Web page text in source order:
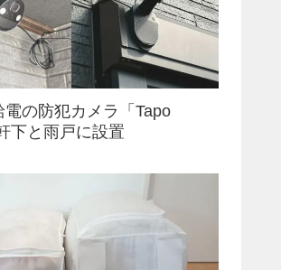
電の防犯カメラ「Tapo
下と雨戸に設置